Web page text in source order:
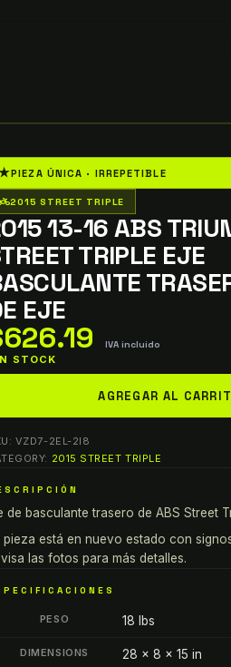
PIEZA ÚNICA · IRREPETIBLE
2015 STREET TRIPLE
13-16 ABS
TRIPLE EJE
EJE
626.19 IVA incluido
STOCK
AGREGAR AL
VZD7-2EL-2I8
2015 STREET TRIPLE
de basculante trasero de ABS Street
pieza está en nuevo estado con
las fotos para más detalles.
PESO 18 lbs
DIMENSIONS 28 × 8 × 15 in